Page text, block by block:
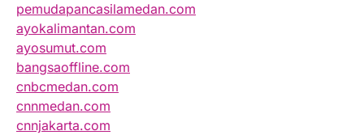
pemudapancasilamedan.com
ayokalimantan.com
ayosumut.com
bangsaoffline.com
cnbcmedan.com
cnnmedan.com
cnnjakarta.com